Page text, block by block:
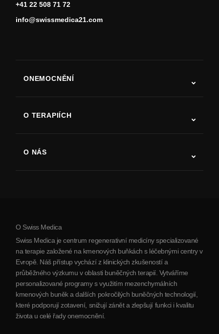
+41 22 508 71 72
info@swissmedica21.com
ONEMOCNĚNÍ
Parkinsonova choroba
Artritida
O TERAPIÍCH
O NÁS
O Srbsku
Partnerství
Kontaktujte nás
O Swiss Medica
Swiss Medica je centrum regenerativní medicíny specializované
na terapie založené na kmenových buňkách s léčebnými centry v
Evropě. Náš přístup vychází z klinických zkušeností a
průběžného výzkumu v oblasti buněčných terapií. Vytváříme
personalizované programy s využitím mezenchymálních
kmenových buněk a dalších pokročilých buněčných technologií,
které podporují zotavení, snižují zánět a zlepšují funkci i kvalitu
života u celé řady onemocnění.